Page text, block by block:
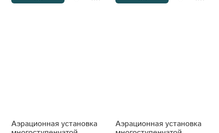
Аэрационная установка Аэрационная установка